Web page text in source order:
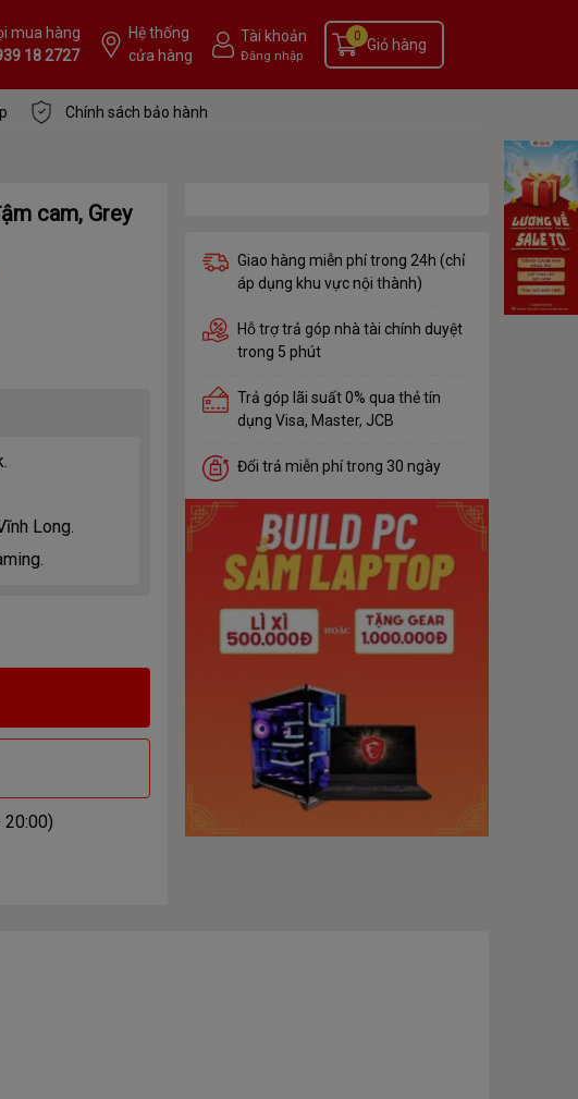
mua hàng
18 2727
Hệ thống
cửa hàng
Tài khoản
Đăng nhập
Giỏ hàng
0
Chính sách bảo hành
cam, Grey
Long.
Giao hàng miễn phí trong 24h (chỉ
áp dụng khu vực nội thành)
Hỗ trợ trả góp nhà tài chính duyệt
trong 5 phút
Trả góp lãi suất 0% qua thẻ tín
dụng Visa, Master, JCB
Đổi trả miễn phí trong 30 ngày